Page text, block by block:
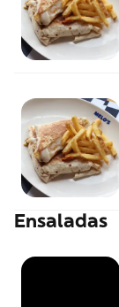
Ensaladas